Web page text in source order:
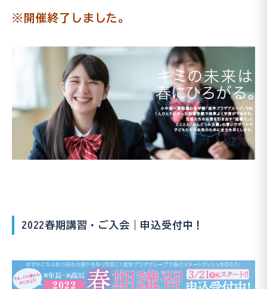
※開催終了しました。
2022春期講習・ご入会｜申込受付中！